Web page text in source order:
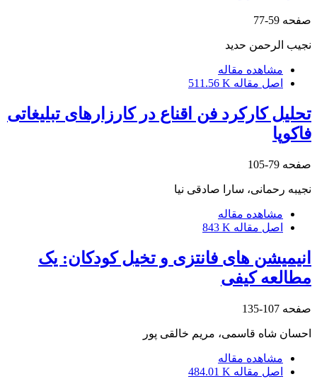
صفحه 59-77
نجیب الرحمن حدید
مشاهده مقاله
اصل مقاله 511.56 K
تحلیل کارکرد فن اقناع در کارزارهای تبلیغاتی
فاکوپا
صفحه 79-105
نجیبه رحمانی، سارا صادقی نیا
مشاهده مقاله
اصل مقاله 843 K
انیمیشن های فانتزی و تخیل کودکان: یک
مطالعه کیفی
صفحه 107-135
احسان شاه قاسمی، مریم خالقی پور
مشاهده مقاله
اصل مقاله 484.01 K